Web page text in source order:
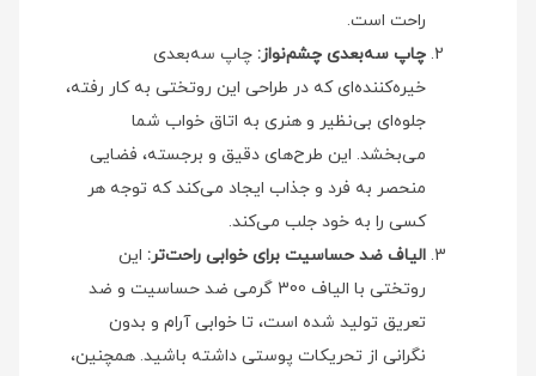
راحت است.
چاپ سه‌بعدی چشم‌نواز: چاپ سه‌بعدی
خیره‌کننده‌ای که در طراحی این روتختی به کار رفته،
جلوه‌ای بی‌نظیر و هنری به اتاق خواب شما
می‌بخشد. این طرح‌های دقیق و برجسته، فضایی
منحصر به فرد و جذاب ایجاد می‌کند که توجه هر
کسی را به خود جلب می‌کند.
الیاف ضد حساسیت برای خوابی راحت‌تر: این
روتختی با الیاف 300 گرمی ضد حساسیت و ضد
تعریق تولید شده است، تا خوابی آرام و بدون
نگرانی از تحریکات پوستی داشته باشید. همچنین،